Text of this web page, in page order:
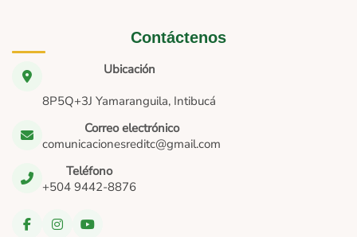
Contáctenos
Ubicación
8P5Q+3J Yamaranguila, Intibucá
Correo electrónico
comunicacionesreditc@gmail.com
Teléfono
+504 9442-8876